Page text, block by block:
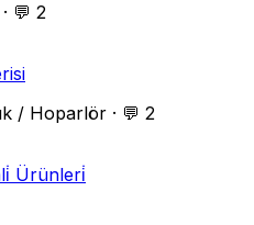
· 💬 2
/ Hoparlör · 💬 2
Ürünleri̇